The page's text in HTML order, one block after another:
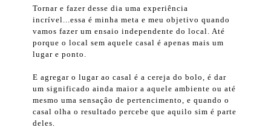
Tornar e fazer desse dia uma experiência
incrível...essa é minha meta e meu objetivo quando
vamos fazer um ensaio independente do local. Até
porque o local sem aquele casal é apenas mais um
lugar e ponto.
E agregar o lugar ao casal é a cereja do bolo, é dar
um significado ainda maior a aquele ambiente ou até
mesmo uma sensaçâo de pertencimento, e quando o
casal olha o resultado percebe que aquilo sim é parte
deles.